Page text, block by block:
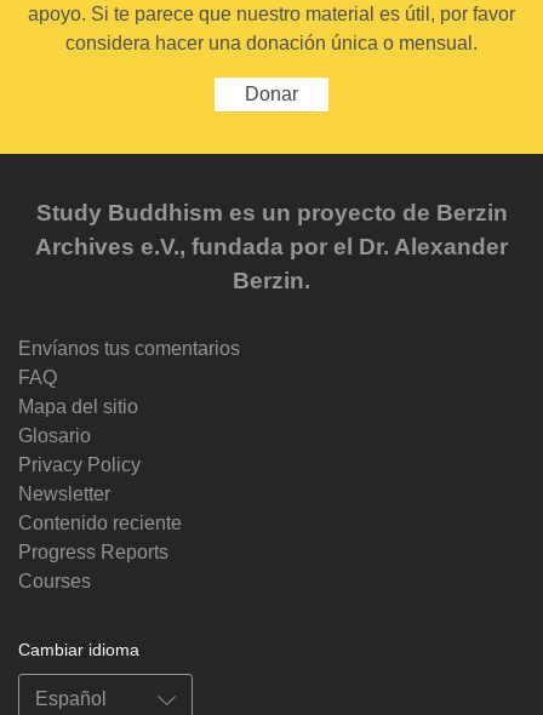
apoyo. Si te parece que nuestro material es útil, por favor
considera hacer una donación única o mensual.
Donar
Study Buddhism es un proyecto de Berzin
Archives e.V., fundada por el Dr. Alexander
Berzin.
Envíanos tus comentarios
FAQ
Mapa del sitio
Glosario
Privacy Policy
Newsletter
Contenido reciente
Progress Reports
Courses
Cambiar idioma